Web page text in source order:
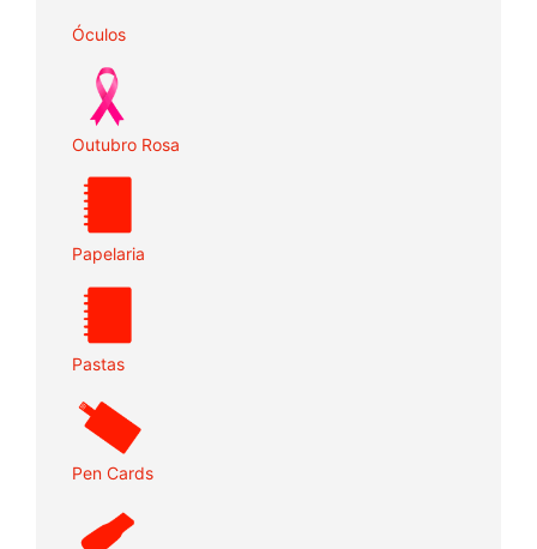
Óculos
Outubro Rosa
Papelaria
Pastas
Pen Cards